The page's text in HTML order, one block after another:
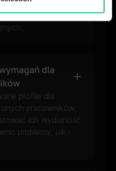
collected from your use
lub innych
w określonych
dla
profile dla
pracowników,
ich wydajność
problemy, jak i